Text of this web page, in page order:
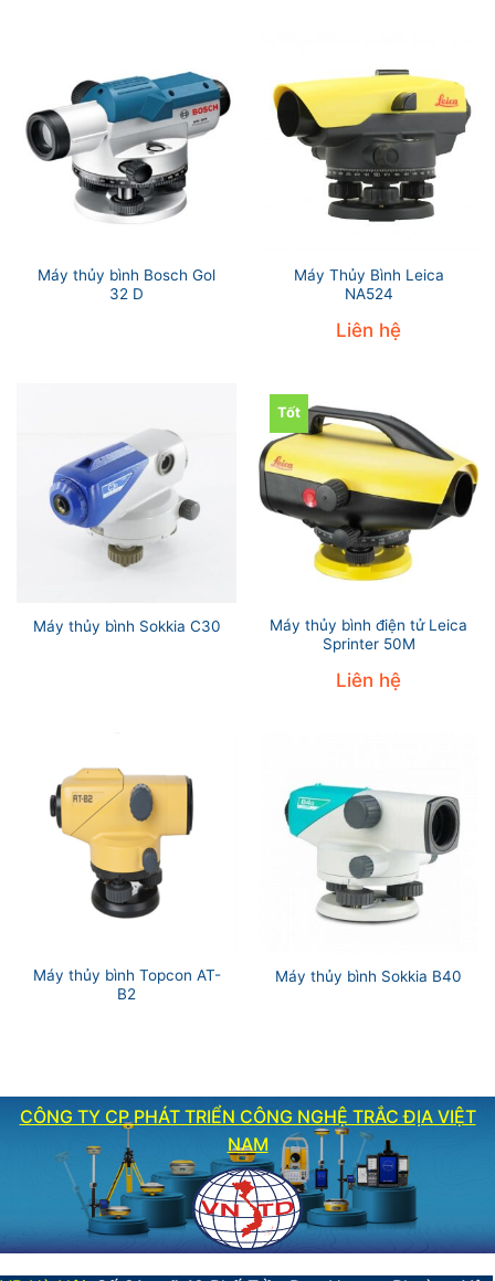
Máy thủy bình Bosch Gol
32 D
Máy Thủy Bình Leica
NA524
Liên hệ
Máy thủy bình Sokkia C30
Tốt
Máy thủy bình điện tử Leica
Sprinter 50M
Liên hệ
Máy thủy bình Topcon AT-
B2
Máy thủy bình Sokkia B40
CÔNG TY CP PHÁT TRIỂN CÔNG NGHỆ TRẮC ĐỊA VIỆT
NAM